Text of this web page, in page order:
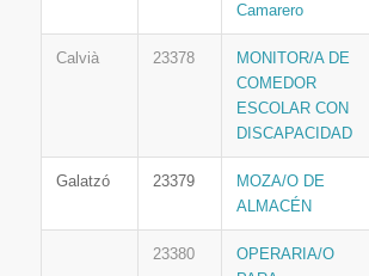
Camarero
Calvià 23378
MONITOR/A DE
COMEDOR
ESCOLAR CON
DISCAPACIDAD
Galatzó 23379
MOZA/O DE
ALMACÉN
23380
OPERARIA/O